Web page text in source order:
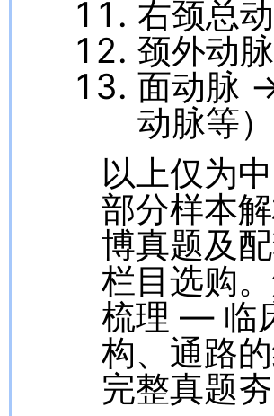
右颈总
颈外动
面动脉
动脉等
以上仅为
部分样本
博真题及
栏目选购
梳理 — 临
构、通路
完整真题